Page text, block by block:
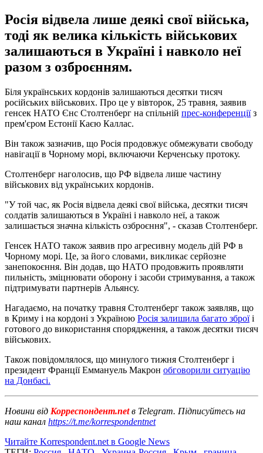
Росія відвела лише деякі свої війська,
тоді як велика кількість військових
залишаються в Україні і навколо неї
разом з озброєнням.
Біля українських кордонів залишаються десятки тисяч
російських військових. Про це у вівторок, 25 травня, заявив
генсек НАТО Єнс Столтенберг на спільній прес-конференціїз
прем'єром Естонії Каєю Каллас.
Він також зазначив, що Росія продовжує обмежувати свободу
навігації в Чорному морі, включаючи Керченську протоку.
Столтенберг наголосив, що РФ відвела лише частину
військових від українських кордонів.
"У той час, як Росія відвела деякі свої війська, десятки тисяч
солдатів залишаються в Україні і навколо неї, а також
залишається значна кількість озброєння", - сказав Столтенберг.
Генсек НАТО також заявив про агресивну модель дій РФ в
Чорному морі. Це, за його словами, викликає серйозне
занепокоєння. Він додав, що НАТО продовжить проявляти
пильність, зміцнювати оборону і засоби стримування, а також
підтримувати партнерів Альянсу.
Нагадаємо, на початку травня Столтенберг також заявляв, що
в Криму і на кордоні з Україною Росія залишила багато зброїі
готового до використання спорядження, а також десятки тисяч
військових.
Також повідомлялося, що минулого тижня Столтенберг і
президент Франції Еммануель Макрон обговорили ситуацію
на Донбасі.
Новини від Корреспондент.netв Telegram. Підписуйтесь на
наш канал https://t.me/korrespondentnet
Читайте Korrespondent.net в Google News